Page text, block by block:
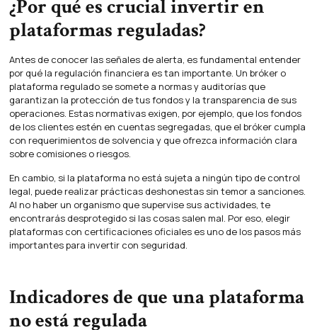
¿Por qué es crucial invertir en
plataformas reguladas?
Antes de conocer las señales de alerta, es fundamental entender
por qué la regulación financiera es tan importante. Un bróker o
plataforma regulado se somete a normas y auditorías que
garantizan la protección de tus fondos y la transparencia de sus
operaciones. Estas normativas exigen, por ejemplo, que los fondos
de los clientes estén en cuentas segregadas, que el bróker cumpla
con requerimientos de solvencia y que ofrezca información clara
sobre comisiones o riesgos.
En cambio, si la plataforma no está sujeta a ningún tipo de control
legal, puede realizar prácticas deshonestas sin temor a sanciones.
Al no haber un organismo que supervise sus actividades, te
encontrarás desprotegido si las cosas salen mal. Por eso, elegir
plataformas con certificaciones oficiales es uno de los pasos más
importantes para invertir con seguridad.
Indicadores de que una plataforma
no está regulada